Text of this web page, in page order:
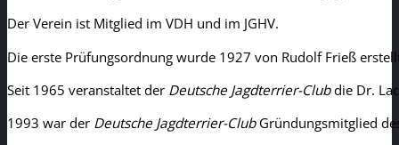
Der Verein ist Mitglied im VDH und im JGHV.
Die erste Prüfungsordnung wurde 1927 von Rudolf Frieß
Seit 1965 veranstaltet der Deutsche Jagdterrier-Clubdie Dr.
1993 war der Deutsche Jagdterrier-ClubGründungsmitglied